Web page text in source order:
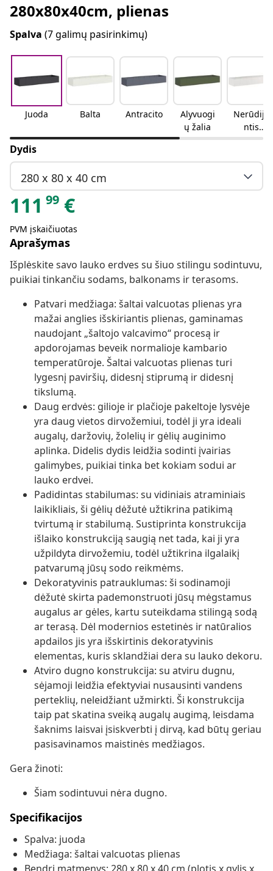
280x80x40cm, plienas
Spalva (7 galimų pasirinkimų)
Juoda Balta Antracito
Alyvuogi
ų žalia
Nerūdija
ntis
plienas
Dydis
280 x 80 x 40 cm
111 99 €
PVM įskaičiuotas
Aprašymas
Išplėskite savo lauko erdves su šiuo stilingu sodintuvu,
puikiai tinkančiu sodams, balkonams ir terasoms.
Patvari medžiaga: šaltai valcuotas plienas yra
mažai anglies išskiriantis plienas, gaminamas
naudojant „šaltojo valcavimo“ procesą ir
apdorojamas beveik normalioje kambario
temperatūroje. Šaltai valcuotas plienas turi
lygesnį paviršių, didesnį stiprumą ir didesnį
tikslumą.
Daug erdvės: gilioje ir plačioje pakeltoje lysvėje
yra daug vietos dirvožemiui, todėl ji yra ideali
augalų, daržovių, žolelių ir gėlių auginimo
aplinka. Didelis dydis leidžia sodinti įvairias
galimybes, puikiai tinka bet kokiam sodui ar
lauko erdvei.
Padidintas stabilumas: su vidiniais atraminiais
laikikliais, ši gėlių dėžutė užtikrina patikimą
tvirtumą ir stabilumą. Sustiprinta konstrukcija
išlaiko konstrukciją saugią net tada, kai ji yra
užpildyta dirvožemiu, todėl užtikrina ilgalaikį
patvarumą jūsų sodo reikmėms.
Dekoratyvinis patrauklumas: ši sodinamoji
dėžutė skirta pademonstruoti jūsų mėgstamus
augalus ar gėles, kartu suteikdama stilingą sodą
ar terasą. Dėl modernios estetinės ir natūralios
apdailos jis yra išskirtinis dekoratyvinis
elementas, kuris sklandžiai dera su lauko dekoru.
Atviro dugno konstrukcija: su atviru dugnu,
sėjamoji leidžia efektyviai nusausinti vandens
perteklių, neleidžiant užmirkti. Ši konstrukcija
taip pat skatina sveiką augalų augimą, leisdama
šaknims laisvai įsiskverbti į dirvą, kad būtų geriau
pasisavinamos maistinės medžiagos.
Gera žinoti:
Šiam sodintuvui nėra dugno.
Specifikacijos
Spalva: juoda
Medžiaga: šaltai valcuotas plienas